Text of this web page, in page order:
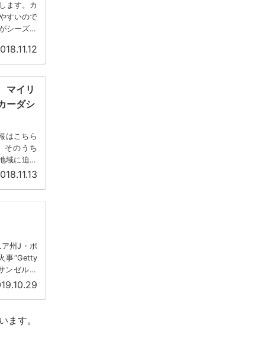
ます。カ
すいので
シーズン
マイリ
ーダシ
はこちら
そのうち
域に迫っ
州J・ポ
事“Getty
ンゼルス
ます。